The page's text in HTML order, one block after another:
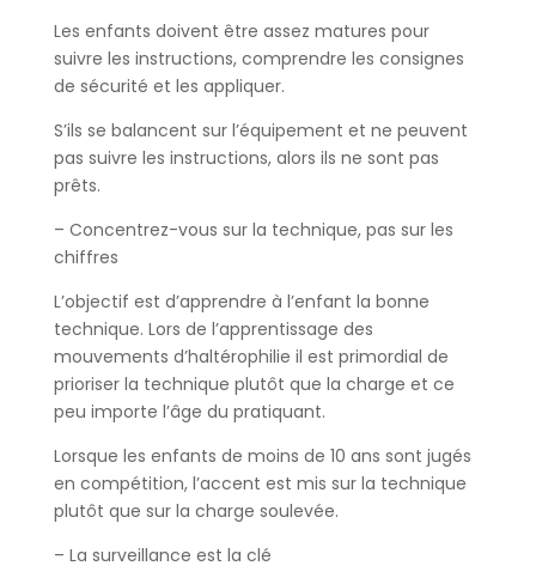
Les enfants doivent être assez matures pour
suivre les instructions, comprendre les consignes
de sécurité et les appliquer.
S’ils se balancent sur l’équipement et ne peuvent
pas suivre les instructions, alors ils ne sont pas
prêts.
– Concentrez-vous sur la technique, pas sur les
chiffres
L’objectif est d’apprendre à l’enfant la bonne
technique. Lors de l’apprentissage des
mouvements d’haltérophilie il est primordial de
prioriser la technique plutôt que la charge et ce
peu importe l’âge du pratiquant.
Lorsque les enfants de moins de 10 ans sont jugés
en compétition, l’accent est mis sur la technique
plutôt que sur la charge soulevée.
– La surveillance est la clé